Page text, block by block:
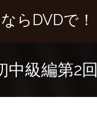
らDVDで！
中級編第2回